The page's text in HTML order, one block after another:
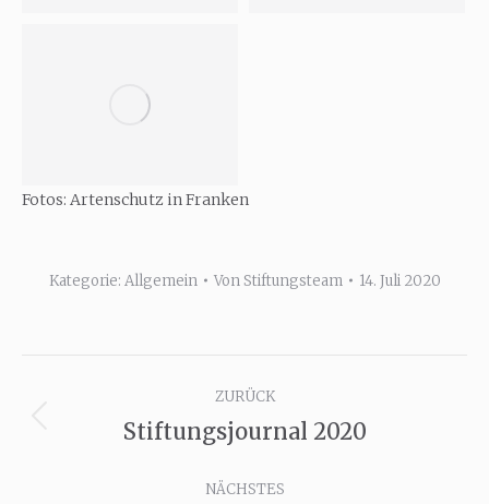
Fotos: Artenschutz in Franken
Kategorie: Allgemein Von Stiftungsteam 14. Juli 2020
Kommentarnavigation
ZURÜCK
Vorheriger
Stiftungsjournal 2020
NÄCHSTES